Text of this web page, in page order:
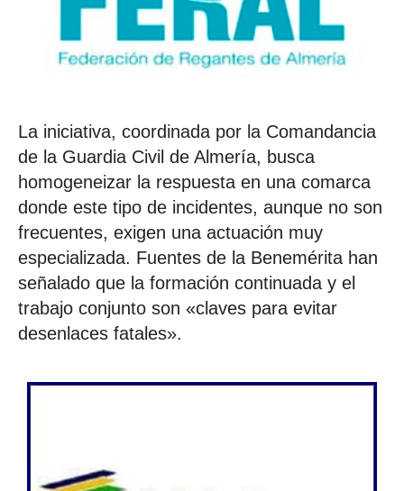
La iniciativa, coordinada por la Comandancia
de la Guardia Civil de Almería, busca
homogeneizar la respuesta en una comarca
donde este tipo de incidentes, aunque no son
frecuentes, exigen una actuación muy
especializada. Fuentes de la Benemérita han
señalado que la formación continuada y el
trabajo conjunto son «claves para evitar
desenlaces fatales».